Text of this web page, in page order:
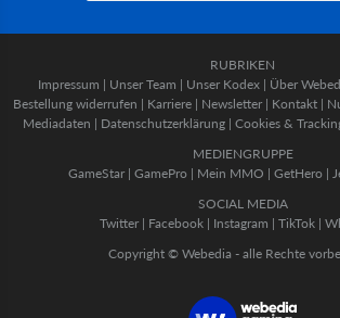
RUBRIKEN
Impressum | Unser Team | Unser Kodex | Über
Bestellung widerrufen | Karriere | Newsletter | Kontakt |
Mediadaten | Datenschutzerklärung | Cookies &
MEDIENGRUPPE
GameStar| GamePro | Mein MMO | GetHero |
SOCIAL MEDIA
Twitter | Facebook | Instagram | TikTok |
Copyright © Webedia - alle Rechte